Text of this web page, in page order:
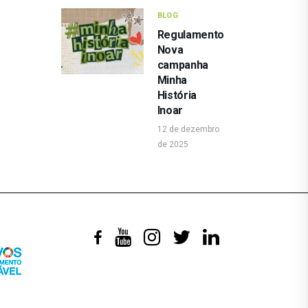
BLOG
Regulamento
Nova
campanha
Minha
História
Inoar
12 de dezembro
de 2025